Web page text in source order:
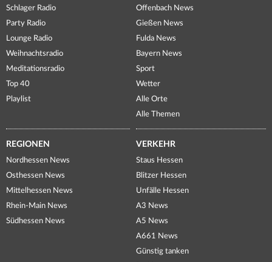
Schlager Radio
Party Radio
Lounge Radio
Weihnachtsradio
Meditationsradio
Top 40
Playlist
Offenbach News
Gießen News
Fulda News
Bayern News
Sport
Wetter
Alle Orte
Alle Themen
REGIONEN
Nordhessen News
Osthessen News
Mittelhessen News
Rhein-Main News
Südhessen News
VERKEHR
Staus Hessen
Blitzer Hessen
Unfälle Hessen
A3 News
A5 News
A661 News
Günstig tanken